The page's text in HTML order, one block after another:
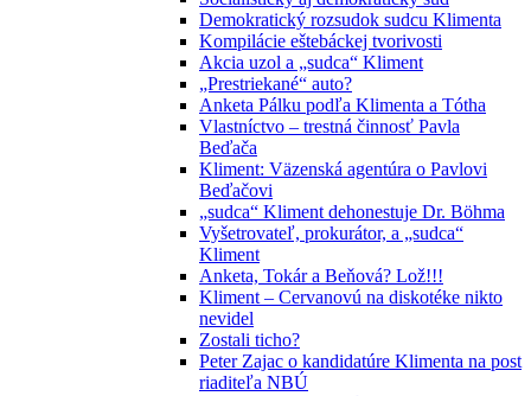
Demokratický rozsudok sudcu Klimenta
Kompilácie eštebáckej tvorivosti
Akcia uzol a „sudca“ Kliment
„Prestriekané“ auto?
Anketa Pálku podľa Klimenta a Tótha
Vlastníctvo – trestná činnosť Pavla
Beďača
Kliment: Väzenská agentúra o Pavlovi
Beďačovi
„sudca“ Kliment dehonestuje Dr. Böhma
Vyšetrovateľ, prokurátor, a „sudca“
Kliment
Anketa, Tokár a Beňová? Lož!!!
Kliment – Cervanovú na diskotéke nikto
nevidel
Zostali ticho?
Peter Zajac o kandidatúre Klimenta na post
riaditeľa NBÚ